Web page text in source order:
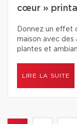
cœur »
Donnez un effet
maison avec des
plantes et
LIRE LA SUITE